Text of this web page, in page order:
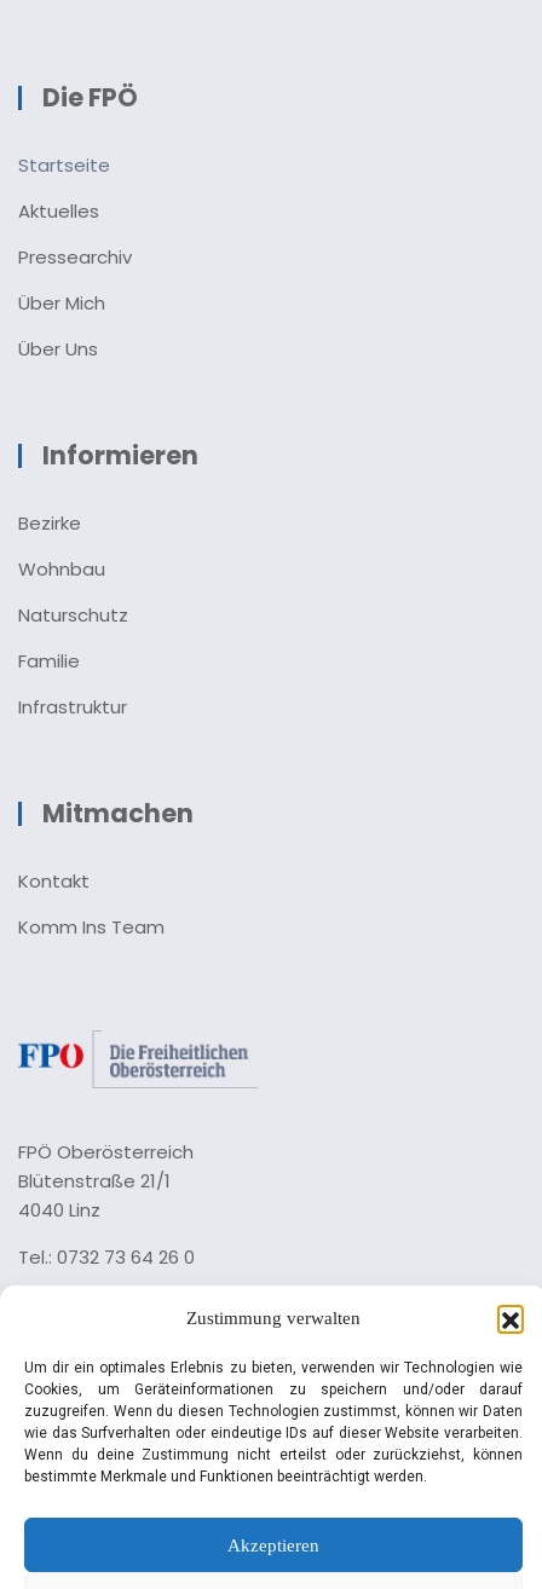
Zustimmung verwalten
Um dir ein optimales Erlebnis zu bieten, verwenden wir Technologien wie
Cookies, um Geräteinformationen zu speichern und/oder darauf
zuzugreifen. Wenn du diesen Technologien zustimmst, können wir Daten
wie das Surfverhalten oder eindeutige IDs auf dieser Website verarbeiten.
Wenn du deine Zustimmung nicht erteilst oder zurückziehst, können
bestimmte Merkmale und Funktionen beeinträchtigt werden.
Akzeptieren
Die FPÖ
Startseite
Aktuelles
Pressearchiv
Über Mich
Über Uns
Informieren
Bezirke
Wohnbau
Naturschutz
Familie
Infrastruktur
Mitmachen
Kontakt
Komm Ins Team
FPÖ Oberösterreich
Blütenstraße 21/1
4040 Linz
Tel.: 0732 73 64 26 0
© Manfred Haimbuchner | FPÖ